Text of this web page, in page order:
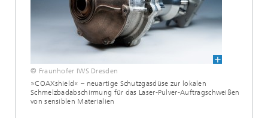
© Fraunhofer IWS Dresden
»COAXshield« – neuartige Schutzgasdüse zur lokalen
Schmelzbadabschirmung für das Laser-Pulver-Auftragschweißen
von sensiblen Materialien